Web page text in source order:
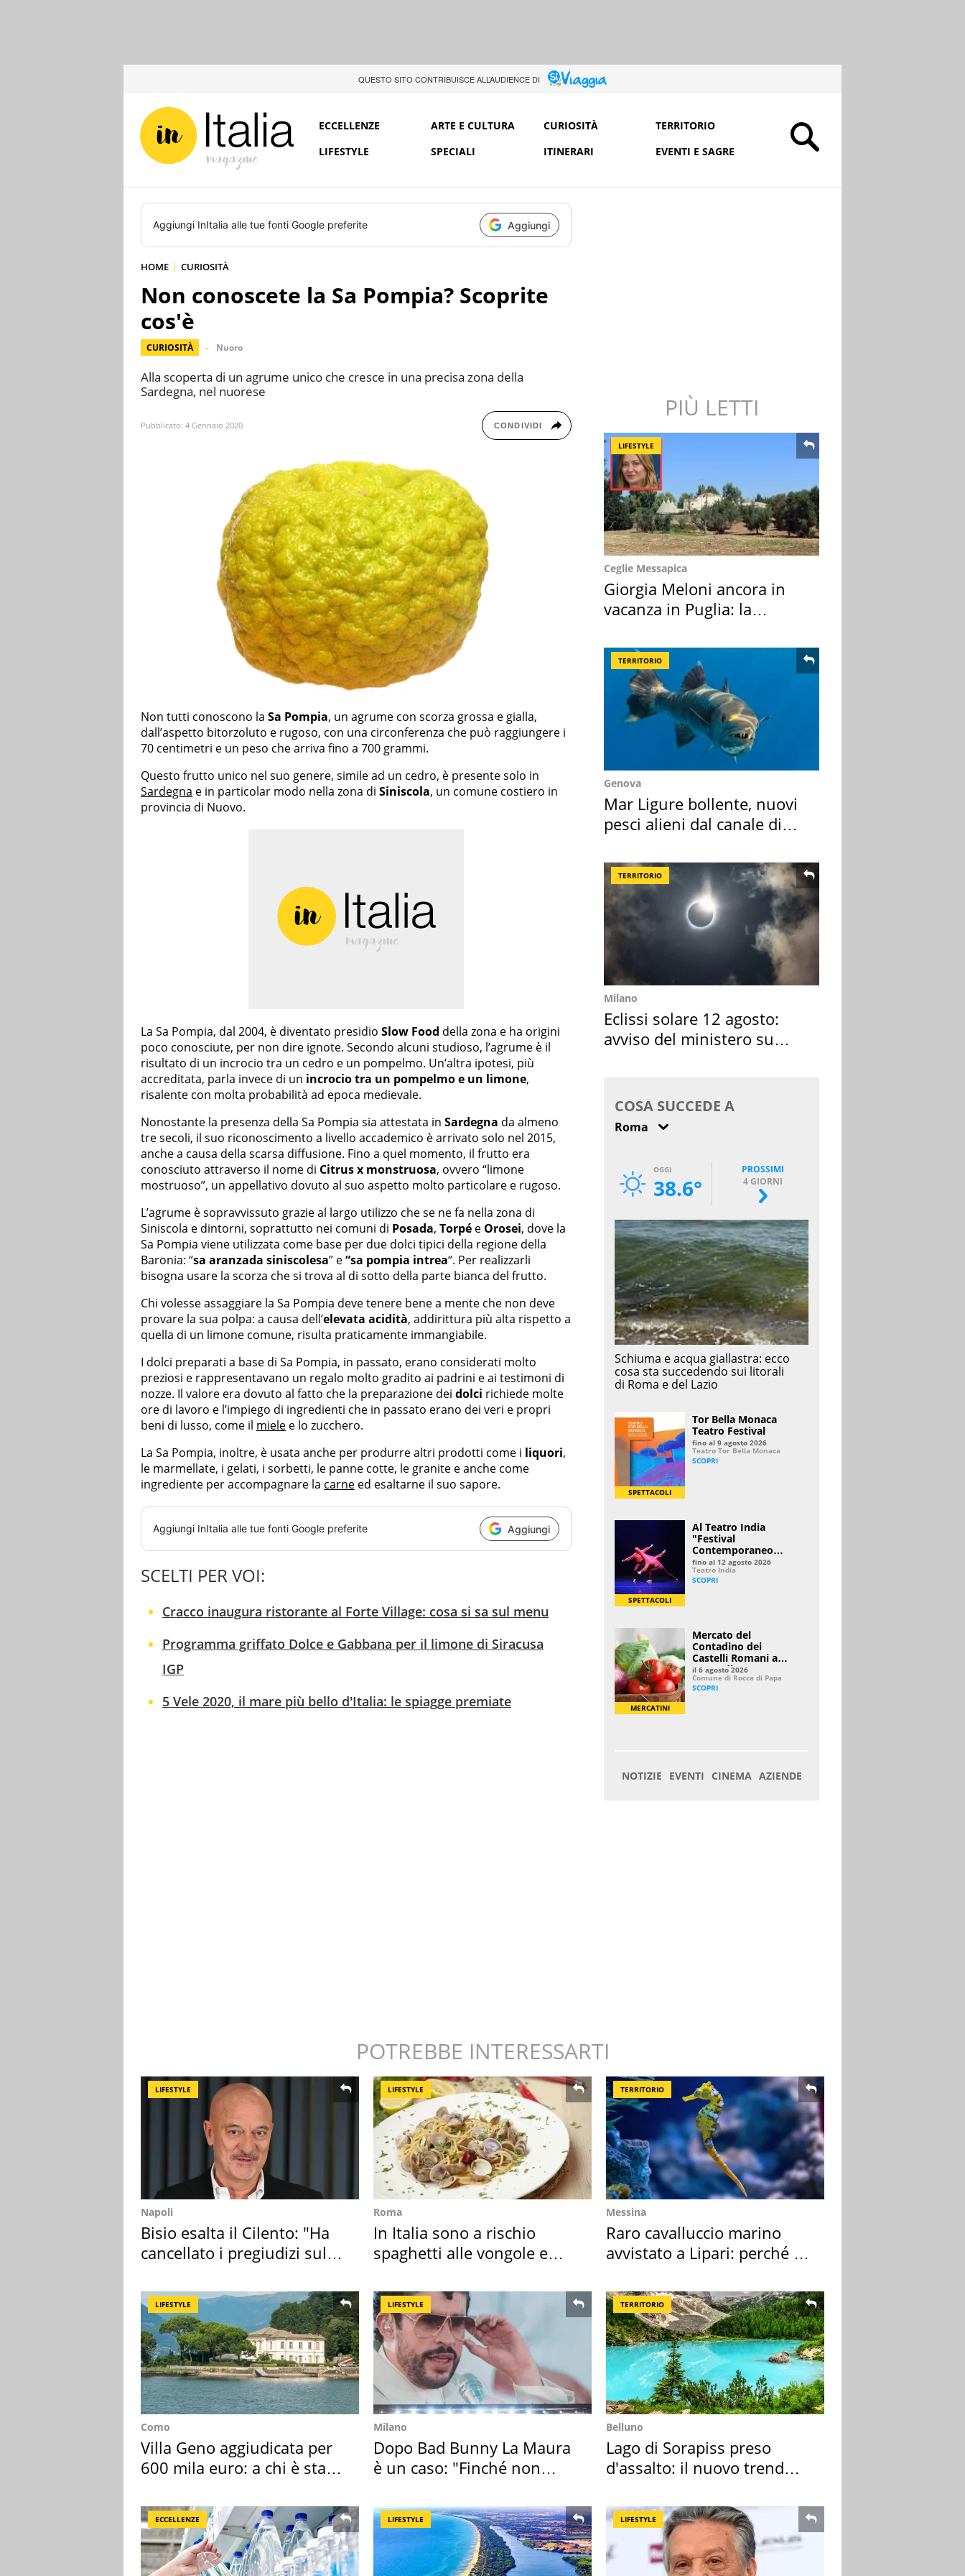
QUESTO SITO CONTRIBUISCE ALL’AUDIENCE DI
ECCELLENZE ARTE E CULTURA CURIOSITÀ
TERRITORIO
LIFESTYLE
SPECIALI ITINERARI EVENTI E SAGRE
Aggiungi InItalia alle tue fonti Google preferite Aggiungi
HOME CURIOSITÀ
Non conoscete la Sa Pompia? Scoprite
cos'è
CURIOSITÀ Nuoro
Alla scoperta di un agrume unico che cresce in una precisa zona della
Sardegna, nel nuorese
Pubblicato: 4 Gennaio 2020 CONDIVIDI
Non tutti conoscono la Sa Pompia, un agrume con scorza grossa e gialla,
dall’aspetto bitorzoluto e rugoso, con una circonferenza che può raggiungere i
70 centimetri e un peso che arriva fino a 700 grammi.
Questo frutto unico nel suo genere, simile ad un cedro, è presente solo in
Sardegna e in particolar modo nella zona di Siniscola, un comune costiero in
provincia di Nuovo.
La Sa Pompia, dal 2004, è diventato presidio Slow Food della zona e ha origini
poco conosciute, per non dire ignote. Secondo alcuni studioso, l’agrume è il
risultato di un incrocio tra un cedro e un pompelmo. Un’altra ipotesi, più
accreditata, parla invece di un incrocio tra un pompelmo e un limone,
risalente con molta probabilità ad epoca medievale.
Nonostante la presenza della Sa Pompia sia attestata in Sardegna da almeno
tre secoli, il suo riconoscimento a livello accademico è arrivato solo nel 2015,
anche a causa della scarsa diffusione. Fino a quel momento, il frutto era
conosciuto attraverso il nome di Citrus x monstruosa, ovvero “limone
mostruoso”, un appellativo dovuto al suo aspetto molto particolare e rugoso.
L’agrume è sopravvissuto grazie al largo utilizzo che se ne fa nella zona di
Siniscola e dintorni, soprattutto nei comuni di Posada, Torpé e Orosei, dove la
Sa Pompia viene utilizzata come base per due dolci tipici della regione della
Baronia: “sa aranzada siniscolesa” e“sa pompia intrea“. Per realizzarli
bisogna usare la scorza che si trova al di sotto della parte bianca del frutto.
Chi volesse assaggiare la Sa Pompia deve tenere bene a mente che non deve
provare la sua polpa: a causa dell’elevata acidità, addirittura più alta rispetto a
quella di un limone comune, risulta praticamente immangiabile.
I dolci preparati a base di Sa Pompia, in passato, erano considerati molto
preziosi e rappresentavano un regalo molto gradito ai padrini e ai testimoni di
nozze. Il valore era dovuto al fatto che la preparazione dei dolci richiede molte
ore di lavoro e l’impiego di ingredienti che in passato erano dei veri e propri
beni di lusso, come il miele e lo zucchero.
La Sa Pompia, inoltre, è usata anche per produrre altri prodotti come i liquori,
le marmellate, i gelati, i sorbetti, le panne cotte, le granite e anche come
ingrediente per accompagnare la carne ed esaltarne il suo sapore.
Aggiungi InItalia alle tue fonti Google preferite Aggiungi
SCELTI PER VOI:
Cracco inaugura ristorante al Forte Village: cosa si sa sul menu
Programma griffato Dolce e Gabbana per il limone di Siracusa
IGP
5 Vele 2020, il mare più bello d'Italia: le spiagge premiate
PIÙ LETTI
LIFESTYLE
Ceglie Messapica
Giorgia Meloni ancora in
vacanza in Puglia: la
TERRITORIO
Genova
Mar Ligure bollente, nuovi
pesci alieni dal canale di
TERRITORIO
Milano
Eclissi solare 12 agosto:
avviso del ministero su
POTREBBE INTERESSARTI
LIFESTYLE
Napoli
Bisio esalta il Cilento: "Ha
cancellato i pregiudizi sul
LIFESTYLE
Roma
In Italia sono a rischio
spaghetti alle vongole e
TERRITORIO
Messina
Raro cavalluccio marino
avvistato a Lipari: perché è
LIFESTYLE
Como
Villa Geno aggiudicata per
600 mila euro: a chi è stata
LIFESTYLE
Milano
Dopo Bad Bunny La Maura
è un caso: "Finché non
TERRITORIO
Belluno
Lago di Sorapiss preso
d'assalto: il nuovo trend
ECCELLENZE LIFESTYLE LIFESTYLE